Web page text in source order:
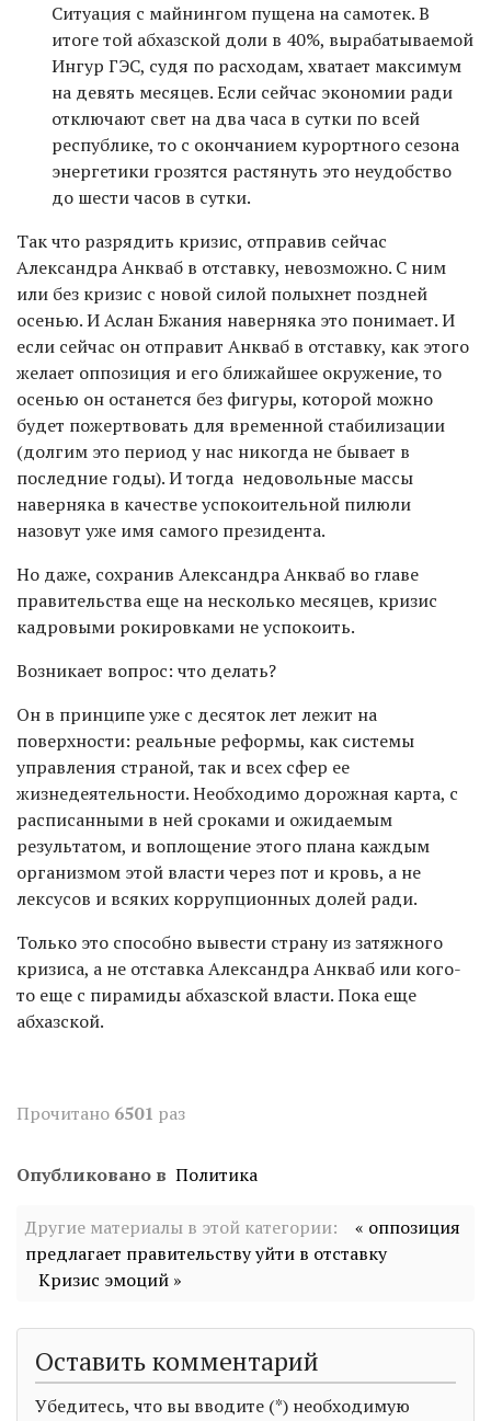
Ситуация с майнингом пущена на самотек. В
итоге той абхазской доли в 40%, вырабатываемой
Ингур ГЭС, судя по расходам, хватает максимум
на девять месяцев. Если сейчас экономии ради
отключают свет на два часа в сутки по всей
республике, то с окончанием курортного сезона
энергетики грозятся растянуть это неудобство
до шести часов в сутки.
Так что разрядить кризис, отправив сейчас
Александра Анкваб в отставку, невозможно. С ним
или без кризис с новой силой полыхнет поздней
осенью. И Аслан Бжания наверняка это понимает. И
если сейчас он отправит Анкваб в отставку, как этого
желает оппозиция и его ближайшее окружение, то
осенью он останется без фигуры, которой можно
будет пожертвовать для временной стабилизации
(долгим это период у нас никогда не бывает в
последние годы). И тогда недовольные массы
наверняка в качестве успокоительной пилюли
назовут уже имя самого президента.
Но даже, сохранив Александра Анкваб во главе
правительства еще на несколько месяцев, кризис
кадровыми рокировками не успокоить.
Возникает вопрос: что делать?
Он в принципе уже с десяток лет лежит на
поверхности: реальные реформы, как системы
управления страной, так и всех сфер ее
жизнедеятельности. Необходимо дорожная карта, с
расписанными в ней сроками и ожидаемым
результатом, и воплощение этого плана каждым
организмом этой власти через пот и кровь, а не
лексусов и всяких коррупционных долей ради.
Только это способно вывести страну из затяжного
кризиса, а не отставка Александра Анкваб или кого-
то еще с пирамиды абхазской власти. Пока еще
абхазской.
Прочитано 6501 раз
Опубликовано в Политика
Другие материалы в этой категории:
« оппозиция
предлагает правительству уйти в отставку
Кризис эмоций »
Оставить комментарий
Убедитесь, что вы вводите (*) необходимую